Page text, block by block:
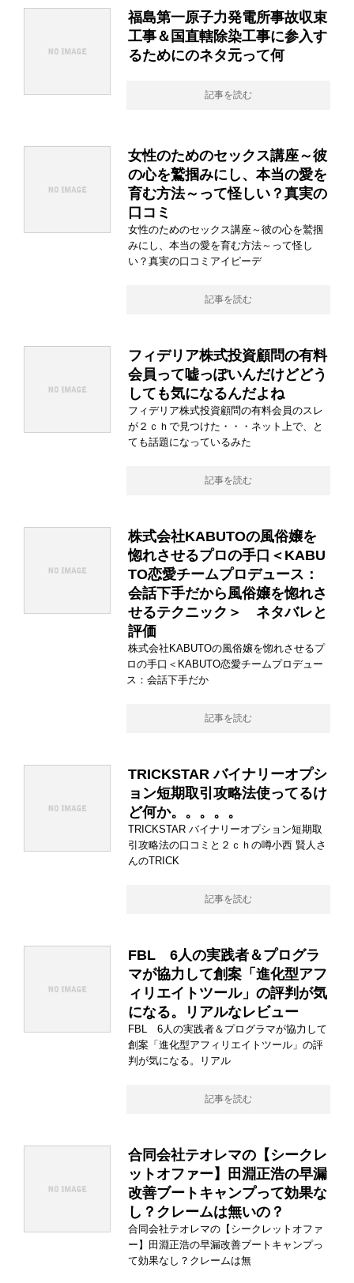
福島第一原子力発電所事故収束
工事＆国直轄除染工事に参入す
るためにのネタ元って何
記事を読む
女性のためのセックス講座～彼
の心を鷲掴みにし、本当の愛を
育む方法～って怪しい？真実の
口コミ
女性のためのセックス講座～彼の心を鷲掴
みにし、本当の愛を育む方法～って怪し
い？真実の口コミアイピーデ
記事を読む
フィデリア株式投資顧問の有料
会員って嘘っぽいんだけどどう
しても気になるんだよね
フィデリア株式投資顧問の有料会員のスレ
が２ｃｈで見つけた・・・ネット上で、と
ても話題になっているみた
記事を読む
株式会社KABUTOの風俗嬢を
惚れさせるプロの手口＜KABU
TO恋愛チームプロデュース：
会話下手だから風俗嬢を惚れさ
せるテクニック＞ ネタバレと
評価
株式会社KABUTOの風俗嬢を惚れさせるプ
ロの手口＜KABUTO恋愛チームプロデュー
ス：会話下手だか
記事を読む
TRICKSTAR バイナリーオプシ
ョン短期取引攻略法使ってるけ
ど何か。。。。。
TRICKSTAR バイナリーオプション短期取
引攻略法の口コミと２ｃｈの噂小西 賢人さ
んのTRICK
記事を読む
FBL 6人の実践者＆プログラ
マが協力して創案「進化型アフ
ィリエイトツール」の評判が気
になる。リアルなレビュー
FBL 6人の実践者＆プログラマが協力して
創案「進化型アフィリエイトツール」の評
判が気になる。リアル
記事を読む
合同会社テオレマの【シークレ
ットオファー】田淵正浩の早漏
改善ブートキャンプって効果な
し？クレームは無いの？
合同会社テオレマの【シークレットオファ
ー】田淵正浩の早漏改善ブートキャンプっ
て効果なし？クレームは無